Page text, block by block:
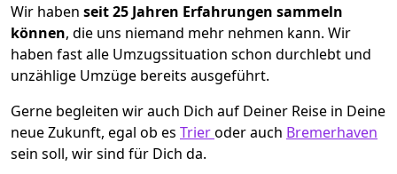
Wir haben seit25 Jahren Erfahrungen sammeln
können, die uns niemand mehr nehmen kann. Wir
haben fast alle Umzugssituation schon durchlebt und
unzählige Umzüge bereits ausgeführt.
Gerne begleiten wir auch Dich auf Deiner Reise in Deine
neue Zukunft, egal ob es Trieroder auch Bremer­haven
sein soll, wir sind für Dich da.